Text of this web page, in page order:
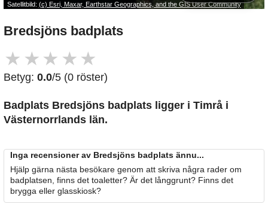
Satellitbild: (c) Esri, Maxar, Earthstar Geographics, and the GIS User Community
Bredsjöns badplats
★ ★ ★ ★ ★
Betyg: 0.0/5 (0 röster)
Badplats Bredsjöns badplats ligger i Timrå i
Västernorrlands län.
Inga recensioner av Bredsjöns badplats ännu...
Hjälp gärna nästa besökare genom att skriva några rader om
badplatsen, finns det toaletter? Är det långgrunt? Finns det
brygga eller glasskiosk?